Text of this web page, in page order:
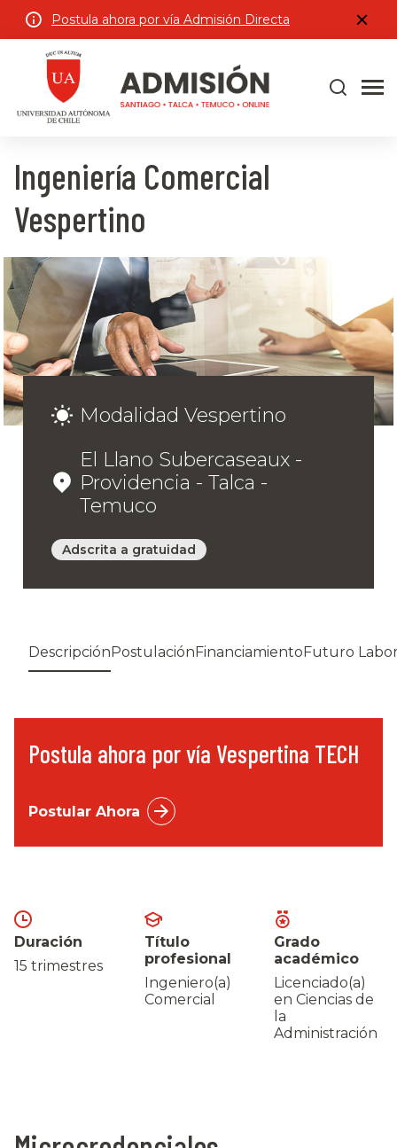
Postula ahora por vía Admisión Directa
Ingeniería Comercial
Vespertino
Modalidad Vespertino
El Llano Subercaseaux -
Providencia - Talca -
Temuco
Adscrita a gratuidad
DescripciónPostulaciónFinanciamientoFuturo
Postula ahora por vía Vespertina TECH
Postular Ahora
Duración
15 trimestres
Título
profesional
Ingeniero(a)
Comercial
Grado
académico
Licenciado(a)
en Ciencias de
la
Administración